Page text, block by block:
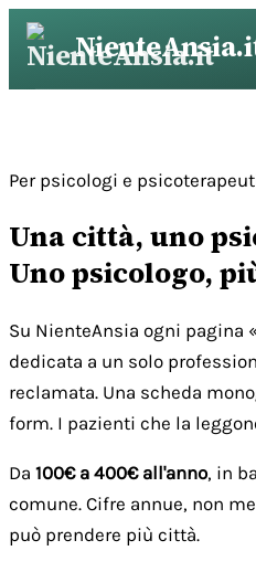
Vai
contenuto
Per psicologi e
Una città, uno
Uno psicologo,
Su NienteAnsia ogni pagina
dedicata a un solo
reclamata. Una scheda
form. I pazienti che la
Da 100€ a 400€ all'anno, in
comune. Cifre annue, non
può prendere più città.